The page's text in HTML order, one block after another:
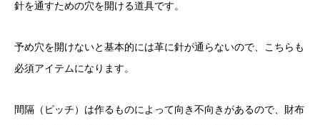
針を通すための穴を開ける道具です。
予め穴を開けないと基本的には革に針が通らないので、こちらも
必須アイテムになります。
間隔（ピッチ）は作るものによって向き不向きがあるので、財布